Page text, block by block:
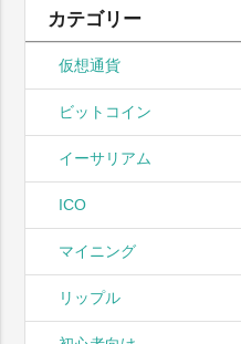
カテゴリー
仮想通貨
ビットコイン
イーサリアム
ICO
マイニング
リップル